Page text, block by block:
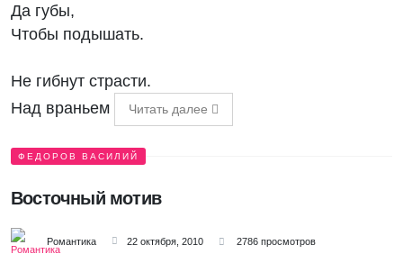
Да губы,
Чтобы подышать.
Не гибнут страсти.
Над враньем
Читать далее
ФЕДОРОВ ВАСИЛИЙ
Восточный мотив
Романтика 22 октября, 2010 2786 просмотров